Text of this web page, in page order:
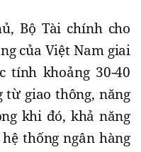
Bộ Tài chính cho
của Việt Nam giai
tính khoảng 30-40
giao thông, năng
khi đó, khả năng
thống ngân hàng